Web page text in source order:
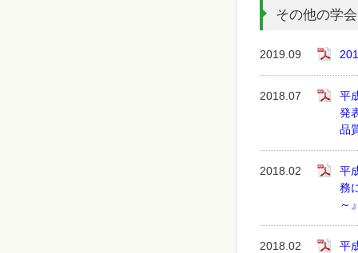
その他の学会
2019.09
2018.07
平
発
品
2018.02
平
務
～
2018.02
平